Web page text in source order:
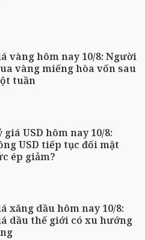
vàng hôm nay 10/8: Người
vàng miếng hòa vốn sau
tuần
giá USD hôm nay 10/8:
USD tiếp tục đối mặt
ép giảm?
xăng dầu hôm nay 10/8:
dầu thế giới có xu hướng